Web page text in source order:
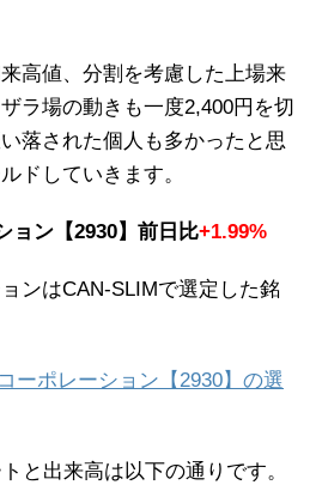
高値、分割を考慮した上場来
ラ場の動きも一度2,400円を切
落された個人も多かったと思
ドしていきます。
ョン【2930】前日比+1.99%
ンはCAN-SLIMで選定した銘
ーポレーション【2930】の選
と出来高は以下の通りです。